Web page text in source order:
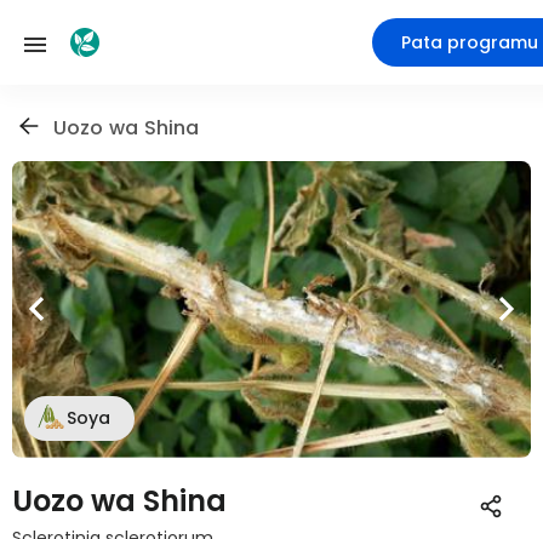
Pata programu
Uozo wa Shina
Soya
Uozo wa Shina